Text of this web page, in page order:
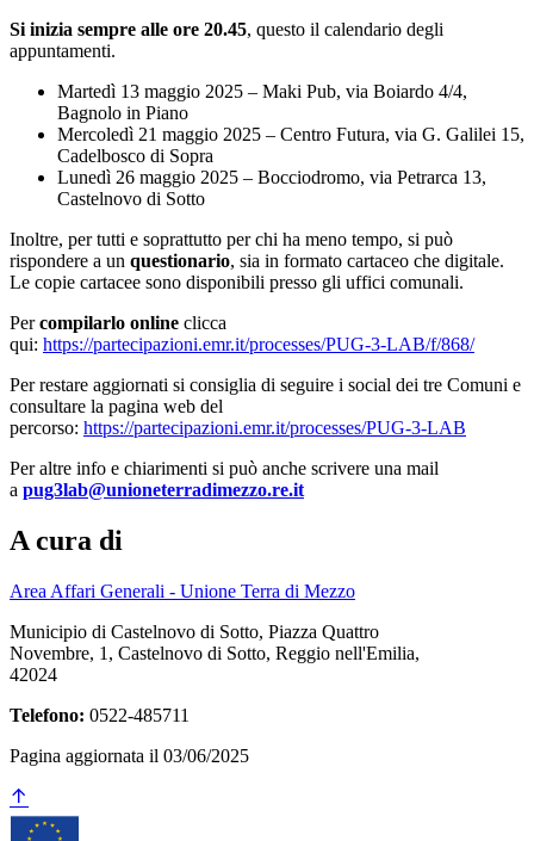
Si inizia sempre alle ore 20.45, questo il calendario degli
appuntamenti.
Martedì 13 maggio 2025 – Maki Pub, via Boiardo 4/4,
Bagnolo in Piano
Mercoledì 21 maggio 2025 – Centro Futura, via G. Galilei 15,
Cadelbosco di Sopra
Lunedì 26 maggio 2025 – Bocciodromo, via Petrarca 13,
Castelnovo di Sotto
Inoltre, per tutti e soprattutto per chi ha meno tempo, si può
rispondere a un questionario, sia in formato cartaceo che digitale.
Le copie cartacee sono disponibili presso gli uffici comunali.
Percompilarlo online clicca
qui: https://partecipazioni.emr.it/processes/PUG-3-LAB/f/868/
Per restare aggiornati si consiglia di seguire i social dei tre Comuni e
consultare la pagina web del
percorso: https://partecipazioni.emr.it/processes/PUG-3-LAB
Per altre info e chiarimenti si può anche scrivere una mail
a pug3lab@unioneterradimezzo.re.it
A cura di
Area Affari Generali - Unione Terra di Mezzo
Municipio di Castelnovo di Sotto, Piazza Quattro
Novembre, 1, Castelnovo di Sotto, Reggio nell'Emilia,
42024
Telefono: 0522-485711
Pagina aggiornata il 03/06/2025